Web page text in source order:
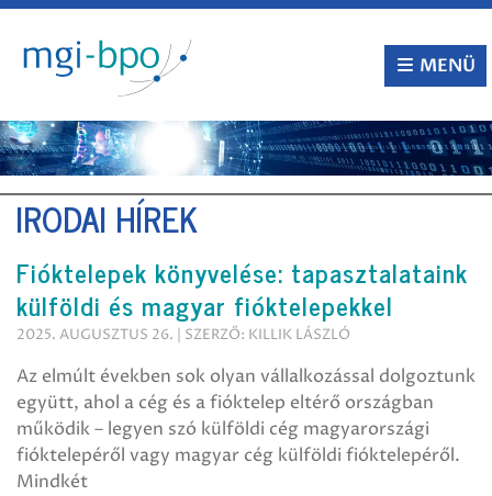
Tovább
tartalomra
MENÜ
IRODAI HÍREK
Fióktelepek könyvelése: tapasztalataink
külföldi és magyar fióktelepekkel
2025. AUGUSZTUS 26. | SZERZŐ: KILLIK LÁSZLÓ
Az elmúlt években sok olyan vállalkozással dolgoztunk
együtt, ahol a cég és a fióktelep eltérő országban
működik – legyen szó külföldi cég magyarországi
fióktelepéről vagy magyar cég külföldi fióktelepéről.
Mindkét